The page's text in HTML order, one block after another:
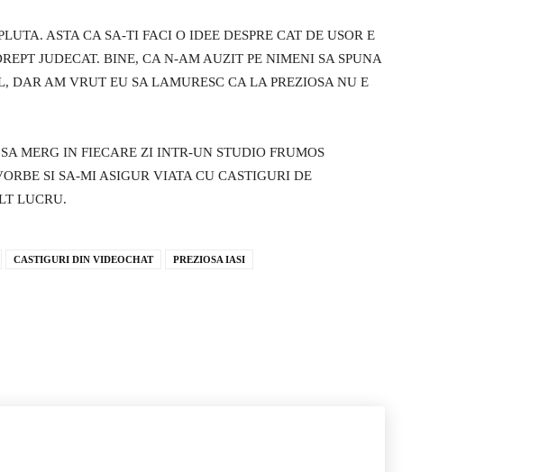
ASTA CA SA-TI FACI O IDEE DESPRE CAT DE USOR E
JUDECAT. BINE, CA N-AM AUZIT PE NIMENI SA SPUNA
DAR AM VRUT EU SA LAMURESC CA LA PREZIOSA NU E
MERG IN FIECARE ZI INTR-UN STUDIO FRUMOS
SI SA-MI ASIGUR VIATA CU CASTIGURI DE
LUCRU.
CASTIGURI DIN VIDEOCHAT PREZIOSA IASI